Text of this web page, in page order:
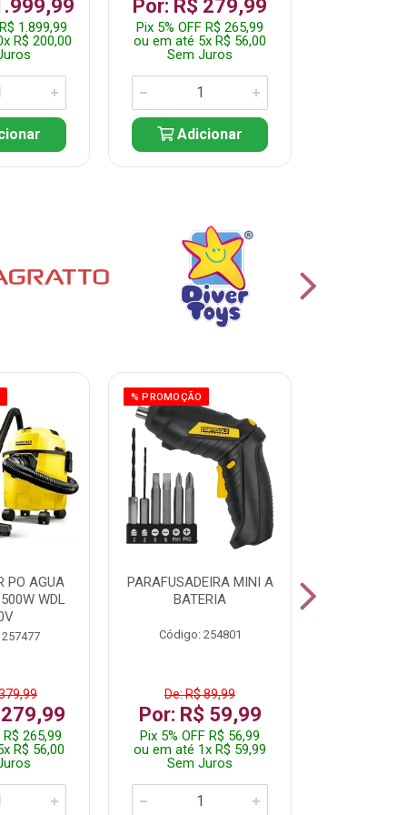
1.899,99
R$ 200,00
Por: R$ 279,99
Pix 5% OFF R$ 265,99
ou em até 5x R$ 56,00
Sem Juros
Adicionar
PO AGUA
WDL
R$ 265,99
R$ 56,00
% PROMOÇÃO
PARAFUSADEIRA MINI A
BATERIA
Código: 254801
De: R$ 89,99
Por: R$ 59,99
Pix 5% OFF R$ 56,99
ou em até 1x R$ 59,99
Sem Juros